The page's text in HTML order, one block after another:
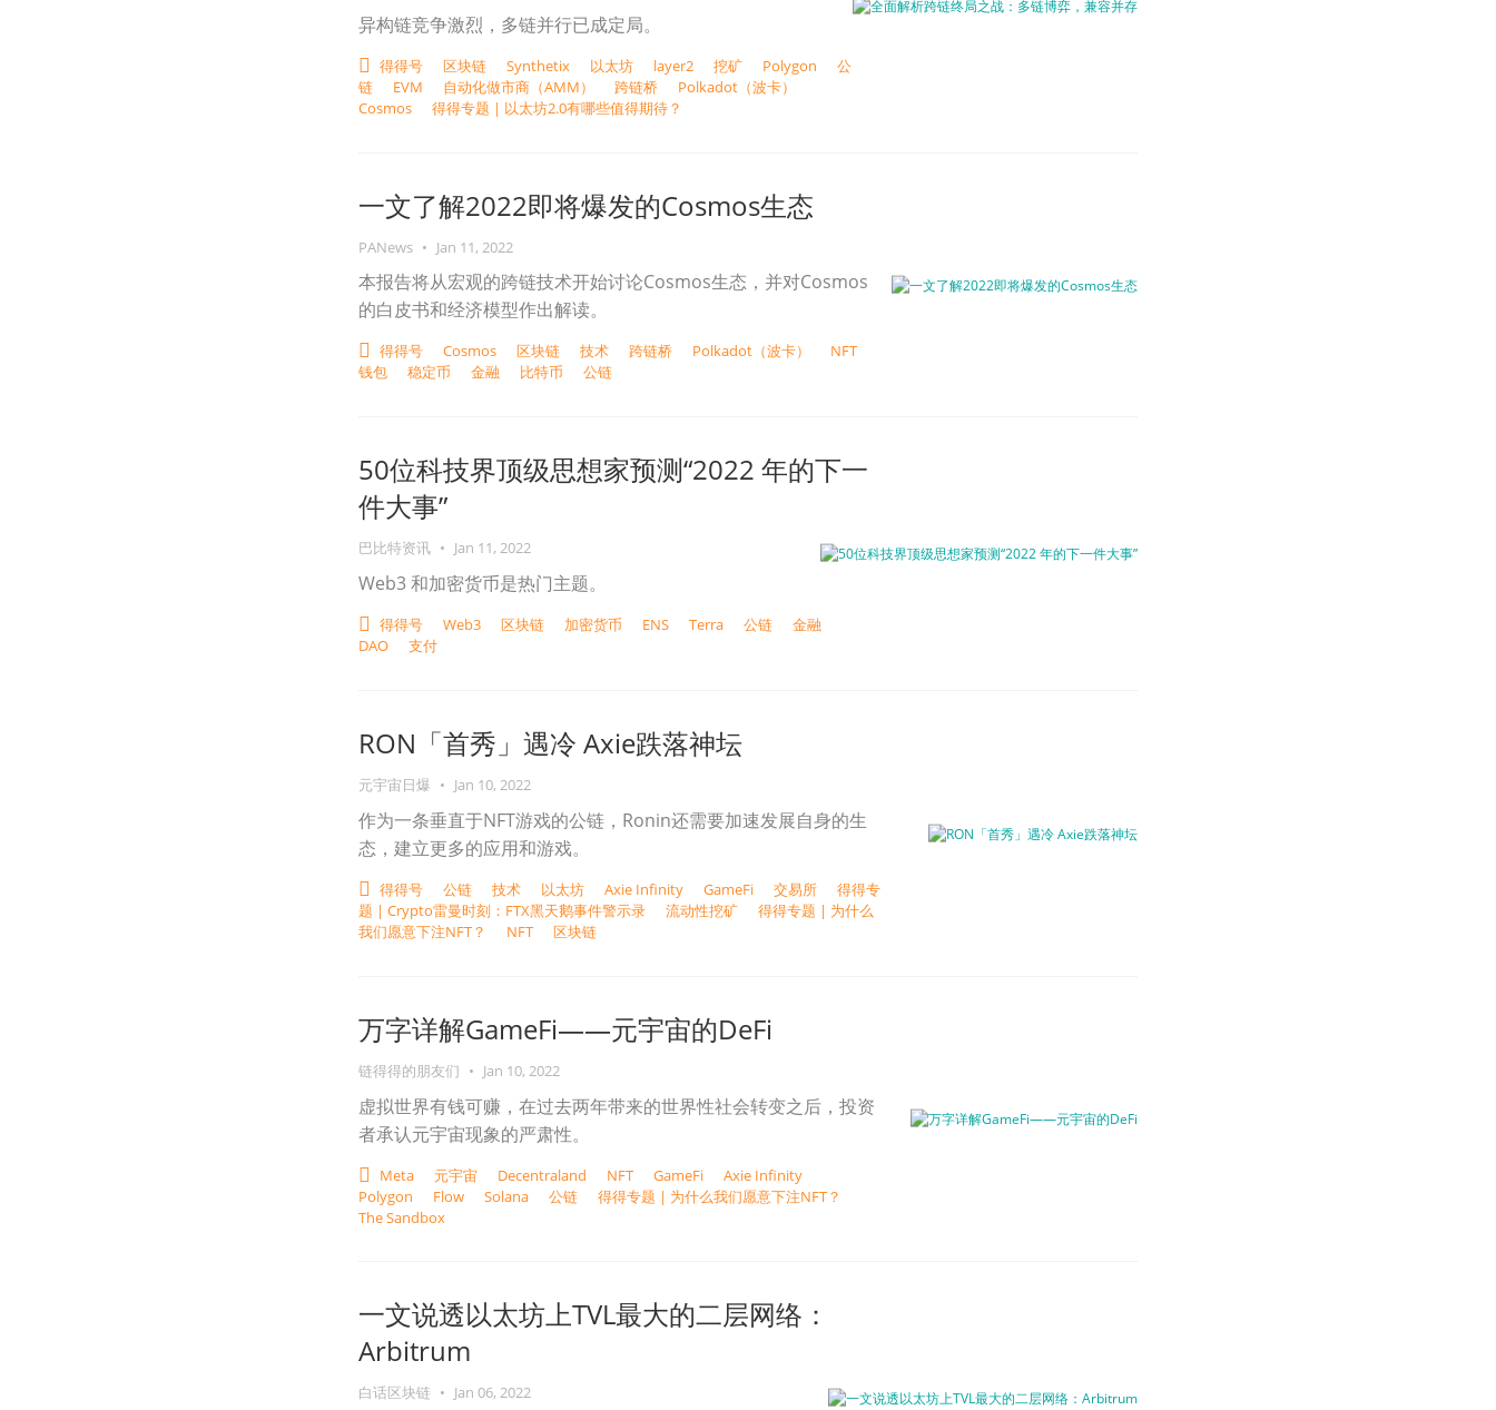
异构链竞争激烈，多链并行已成定局。
得得号 区块链 Synthetix 以太坊 layer2 挖矿 Polygon
公
链
EVM 自动化做市商（AMM） 跨链桥
Polkadot（波卡）
Cosmos
得得专题 | 以太坊2.0有哪些值得期待？
一文了解2022即将爆发的Cosmos生态
PANews • Jan 11, 2022
本报告将从宏观的跨链技术开始讨论Cosmos生态，并对Cosmos
的白皮书和经济模型作出解读。
得得号 Cosmos 区块链 技术 跨链桥 Polkadot（波卡）
NFT
钱包
稳定币 金融 比特币 公链
50位科技界顶级思想家预测“2022 年的下一
件大事”
巴比特资讯 • Jan 11, 2022
Web3 和加密货币是热门主题。
得得号 Web3 区块链 加密货币 ENS Terra 公链
金融
DAO
支付
RON「首秀」遇冷 Axie跌落神坛
元宇宙日爆 • Jan 10, 2022
作为一条垂直于NFT游戏的公链，Ronin还需要加速发展自身的生
态，建立更多的应用和游戏。
得得号 公链 技术 以太坊 Axie Infinity GameFi 交易所
得得专
题 | Crypto雷曼时刻：FTX黑天鹅事件警示录
流动性挖矿
得得专题 | 为什么
我们愿意下注NFT？
NFT 区块链
万字详解GameFi——元宇宙的DeFi
链得得的朋友们 • Jan 10, 2022
虚拟世界有钱可赚，在过去两年带来的世界性社会转变之后，投资
者承认元宇宙现象的严肃性。
Meta 元宇宙 Decentraland NFT GameFi
Axie Infinity
Polygon
Flow Solana 公链
得得专题 | 为什么我们愿意下注NFT？
The Sandbox
一文说透以太坊上TVL最大的二层网络：
Arbitrum
白话区块链 • Jan 06, 2022